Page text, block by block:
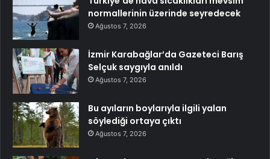
normallerinin üzerinde seyredecek
Ağustos 7, 2026
İzmir Karabağlar’da Gazeteci Barış
Selçuk saygıyla anıldı
Ağustos 7, 2026
Bu ayıların boylarıyla ilgili yalan
söylediği ortaya çıktı
Ağustos 7, 2026